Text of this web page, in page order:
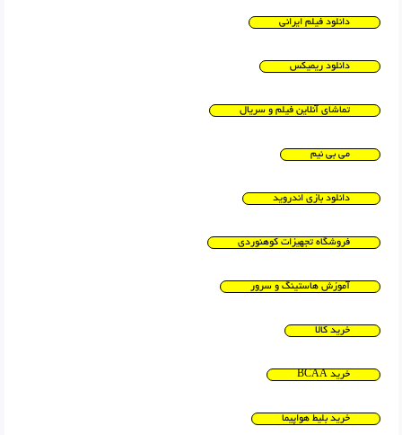
دانلود فیلم ایرانی
دانلود ریمیکس
تماشای آنلاین فیلم و سریال
می بی نیم
دانلود بازی اندروید
فروشگاه تجهیزات کوهنوردی
آموزش هاستینگ و سرور
خرید کالا
خرید BCAA
خرید بلیط هواپیما